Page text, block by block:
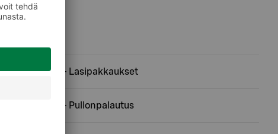
Ekopiste - Lasipakkaukset
Ekopiste - Pullonpalautus